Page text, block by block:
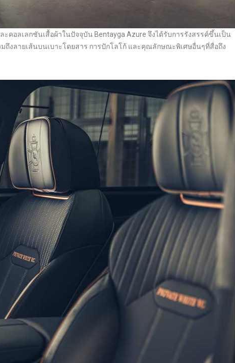
คอลเลกชันเสื้อผ้าในปัจจุบัน Bentayga Azure จึงได้รับการรังสรรค์ขึ้นเป็น
ถึงลายเส้นบนเบาะโดยสาร การปักโลโก้ และคุณลักษณะพิเศษอื่นๆที่สื่อถึง